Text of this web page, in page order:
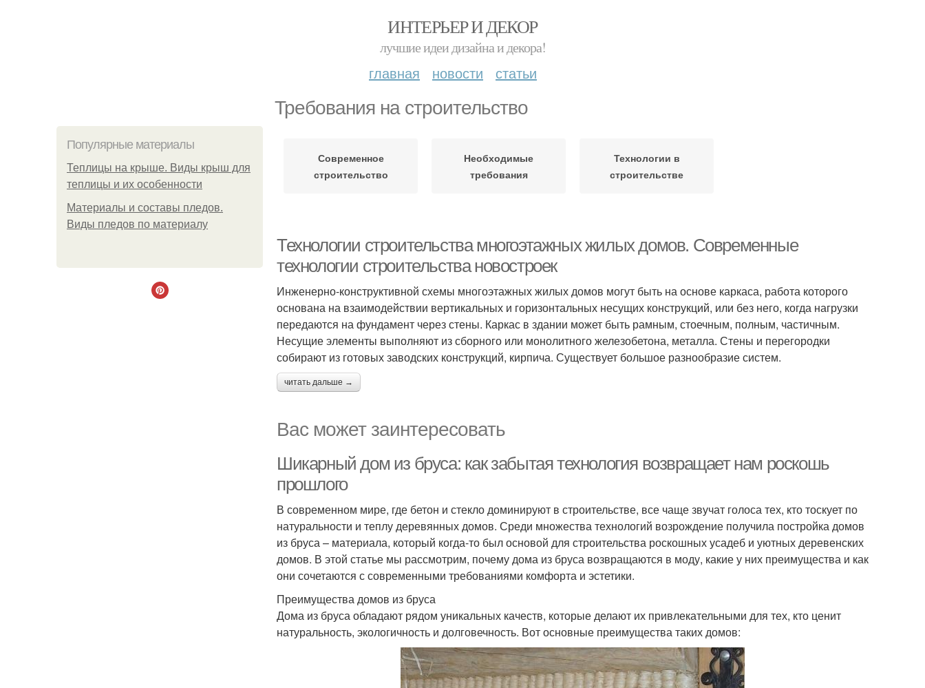
ИНТЕРЬЕР И ДЕКОР
лучшие идеи дизайна и декора!
главная новости статьи
Требования на строительство
Популярные материалы
Теплицы на крыше. Виды крыш для
теплицы и их особенности
Материалы и составы пледов.
Виды пледов по материалу
Современное
строительство
Необходимые
требования
Технологии в
строительстве
Технологии строительства многоэтажных жилых домов. Современные
технологии строительства новостроек
Инженерно-конструктивной схемы многоэтажных жилых домов могут быть на основе каркаса, работа которого
основана на взаимодействии вертикальных и горизонтальных несущих конструкций, или без него, когда нагрузки
передаются на фундамент через стены. Каркас в здании может быть рамным, стоечным, полным, частичным.
Несущие элементы выполняют из сборного или монолитного железобетона, металла. Стены и перегородки
собирают из готовых заводских конструкций, кирпича. Существует большое разнообразие систем.
читать дальше →
Вас может заинтересовать
Шикарный дом из бруса: как забытая технология возвращает нам роскошь
прошлого
В современном мире, где бетон и стекло доминируют в строительстве, все чаще звучат голоса тех, кто тоскует по
натуральности и теплу деревянных домов. Среди множества технологий возрождение получила постройка домов
из бруса – материала, который когда-то был основой для строительства роскошных усадеб и уютных деревенских
домов. В этой статье мы рассмотрим, почему дома из бруса возвращаются в моду, какие у них преимущества и как
они сочетаются с современными требованиями комфорта и эстетики.
Преимущества домов из бруса
Дома из бруса обладают рядом уникальных качеств, которые делают их привлекательными для тех, кто ценит
натуральность, экологичность и долговечность. Вот основные преимущества таких домов: